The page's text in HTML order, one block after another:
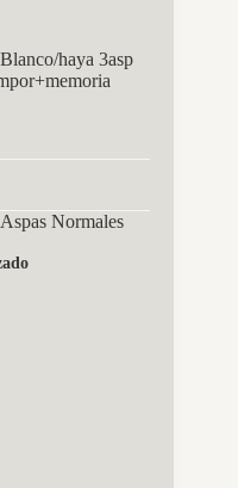
haya 3asp
Normales